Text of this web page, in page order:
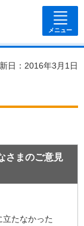
メニュー
日：2016年3月1日
さまのご意見
立たなかった